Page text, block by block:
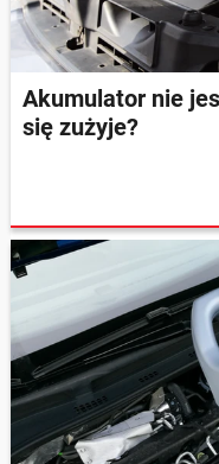
Akumulator nie
się zużyje?